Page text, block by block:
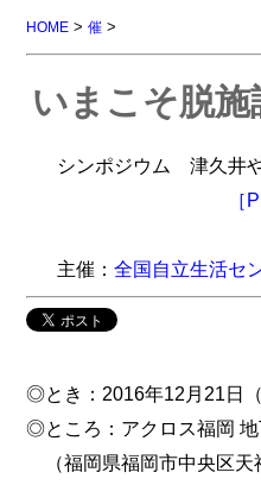
HOME >催 >
いまこそ脱
シンポジウム 津久井
［
主催： 全国自立生活セ
◎とき：2016年12月21日（
◎ところ：アクロス福岡
（福岡県福岡市中央区天